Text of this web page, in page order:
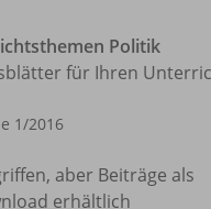
Politik
für Ihren
1/2016
aber Beiträge als
erhältlich